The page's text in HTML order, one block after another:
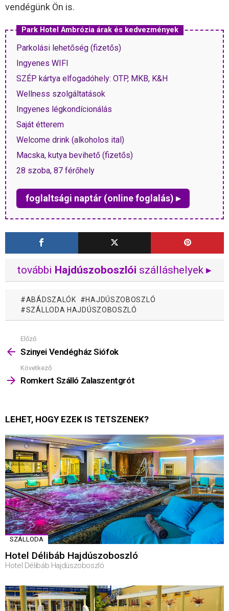
vendégünk Ön is.
Park Hotel Ambrózia árak és kedvezmények
Parkolási lehetőség (fizetős)
Ingyenes WIFI
SZÉP kártya elfogadóhely: OTP, MKB, K&H
Wellness szolgáltatások
Ingyenes légkondícionálás
Saját étterem
Welcome drink (alkoholos ital)
Macska, kutya bevihető (fizetős)
28 szoba, 87 férőhely
foglaltsági naptár (online foglalás) ▸
további Hajdúszoboszlói szálláshelyek ▸
ABÁDSZALÓK
HAJDÚSZOBOSZLÓ
SZÁLLODA HAJDÚSZOBOSZLÓ
Mutass
többet
Előző
Szinyei Vendégház Siófok
Következő
Romkert Szálló Zalaszentgrót
LEHET, HOGY EZEK IS TETSZENEK?
SZÁLLODA
Hotel Délibáb Hajdúszoboszló
Hotel Délibáb Hajdúszoboszló